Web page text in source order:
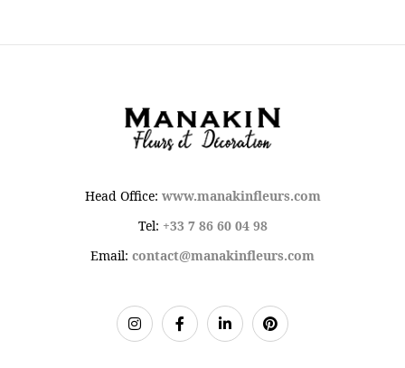
Head Office: www.manakinfleurs.com
Tel: +33 7 86 60 04 98
Email: contact@manakinfleurs.com